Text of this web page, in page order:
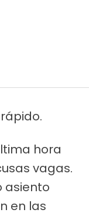
hora
vagas.
asiento
en las